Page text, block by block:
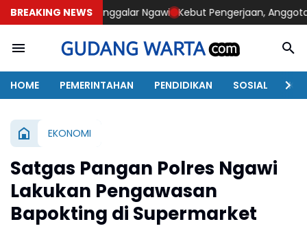
BREAKING NEWS
Ngawi Kebut Pengerjaan, Anggota Satgas TMMD
HOME PEMERINTAHAN PENDIDIKAN SOSIAL
EKONOMI
Satgas Pangan Polres Ngawi
Lakukan Pengawasan
Bapokting di Supermarket